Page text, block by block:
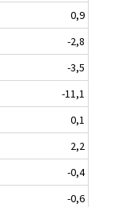
0,9
-2,8
-3,5
-11,1
0,1
2,2
-0,4
-0,6